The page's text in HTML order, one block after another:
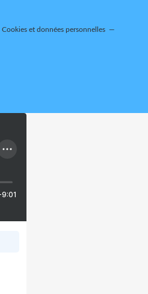
Cookies et données personnelles